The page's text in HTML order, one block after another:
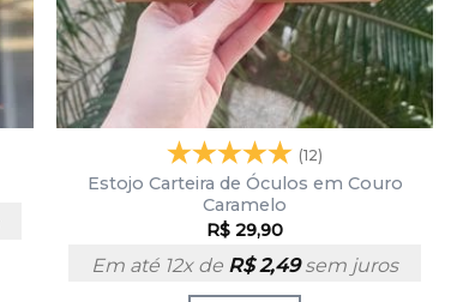
(12)
Estojo Carteira de Óculos em Couro
Caramelo
R$ 29,90
Em até 12x de R$2,49sem juros